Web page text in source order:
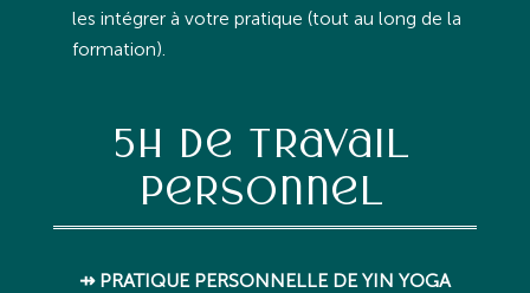
les intégrer à votre pratique (tout au long de la
formation).
5h de travail
personnel
⇸ PRATIQUE PERSONNELLE DE YIN YOGA